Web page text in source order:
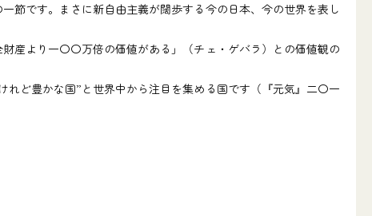
です。まさに新自由主義が闊歩する今の日本、今の世界を表し
産より一〇〇万倍の価値がある」（チェ・ゲバラ）との価値観の
ど豊かな国”と世界中から注目を集める国です（『元気』二〇一